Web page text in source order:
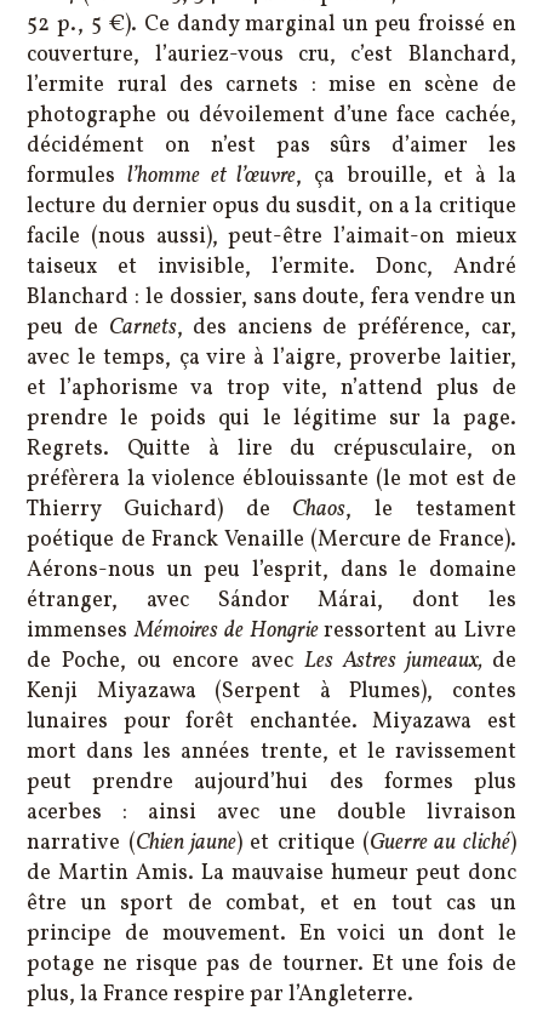
52 p., 5 €). Ce dandy marginal un peu froissé en
couverture, l’auriez-vous cru, c’est Blanchard,
l’ermite rural des carnets : mise en scène de
photographe ou dévoilement d’une face cachée,
décidément on n’est pas sûrs d’aimer les
formulesl’homme et l’œuvre, ça brouille, et à la
lecture du dernier opus du susdit, on a la critique
facile (nous aussi), peut-être l’aimait-on mieux
taiseux et invisible, l’ermite. Donc, André
Blanchard : le dossier, sans doute, fera vendre un
peu de Carnets, des anciens de préférence, car,
avec le temps, ça vire à l’aigre, proverbe laitier,
et l’aphorisme va trop vite, n’attend plus de
prendre le poids qui le légitime sur la page.
Regrets. Quitte à lire du crépusculaire, on
préfèrera la violence éblouissante (le mot est de
Thierry Guichard) de Chaos, le testament
poétique de Franck Venaille (Mercure de France).
Aérons-nous un peu l’esprit, dans le domaine
étranger, avec Sándor Márai, dont les
immensesMémoires de Hongrieressortent au Livre
de Poche, ou encore avec Les Astres jumeaux, de
Kenji Miyazawa (Serpent à Plumes), contes
lunaires pour forêt enchantée. Miyazawa est
mort dans les années trente, et le ravissement
peut prendre aujourd’hui des formes plus
acerbes : ainsi avec une double livraison
narrative (Chien jaune) et critique (Guerre au cliché)
de Martin Amis. La mauvaise humeur peut donc
être un sport de combat, et en tout cas un
principe de mouvement. En voici un dont le
potage ne risque pas de tourner. Et une fois de
plus, la France respire par l’Angleterre.